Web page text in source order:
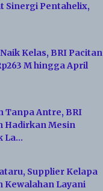
Sinergi Pentahelix,
Kelas, BRI Pacitan
M hingga April
Tanpa Antre, BRI
Hadirkan Mesin
La…
Supplier Kelapa
Kewalahan Layani